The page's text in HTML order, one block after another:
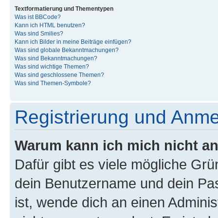
Textformatierung und Thementypen
Was ist BBCode?
Kann ich HTML benutzen?
Was sind Smilies?
Kann ich Bilder in meine Beiträge einfügen?
Was sind globale Bekanntmachungen?
Was sind Bekanntmachungen?
Was sind wichtige Themen?
Was sind geschlossene Themen?
Was sind Themen-Symbole?
Registrierung und
Warum kann ich mich nicht
Dafür gibt es viele mögliche
dein Benutzername und dein
ist, wende dich an einen